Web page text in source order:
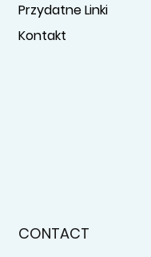
Przydatne Linki
Kontakt
CONTACT